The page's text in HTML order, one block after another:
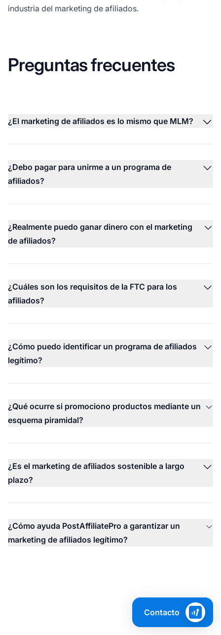
industria del marketing de afiliados.
Preguntas frecuentes
¿El marketing de afiliados es lo mismo que MLM?
¿Debo pagar para unirme a un programa de
afiliados?
¿Realmente puedo ganar dinero con el marketing
de afiliados?
¿Cuáles son los requisitos de la FTC para los
afiliados?
¿Cómo puedo identificar un programa de afiliados
legítimo?
¿Qué ocurre si promociono productos mediante un
esquema piramidal?
¿Es el marketing de afiliados sostenible a largo
plazo?
¿Cómo ayuda PostAffiliatePro a garantizar un
marketing de afiliados legítimo?
Contacto